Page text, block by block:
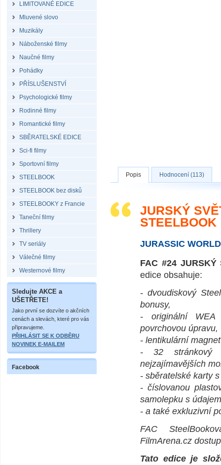
LIMITOVANÉ EDICE
Mluvené slovo
Muzikály
Náboženské filmy
Naučné filmy
Pohádky
PŘÍSLUŠENSTVÍ
Psychologické filmy
Rodinné filmy
Romantické filmy
SBĚRATELSKÉ EDICE
Sci-fi filmy
Sportovní filmy
STEELBOOK
STEELBOOK bez disků
STEELBOOKY z Francie
Taneční filmy
Thrillery
TV seriály
Válečné filmy
Westernové filmy
Sledujte AKCE a
UŠETŘETE!
Jako první se dozvíte o akčních
cenách a slevách, které pro vás
připravujeme.
PŘIHLÁSIT SE K ODBĚRU
NOVINEK E-MAILEM
Facebook
Popis Hodnocení (113)
JURSKÝ
STEELBOOK
JURASSIC
FAC #24
edice obsahuje:
- dvoudiskový
bonusy,
- originální WEA
povrchovou úpravu,
- lentikulární
- 32 stránkový
nejzajímavějších
- sběratelské karty
- číslovanou
samolepku s
- a také exkluzivní
FAC
FilmArena.cz
Tato edice je